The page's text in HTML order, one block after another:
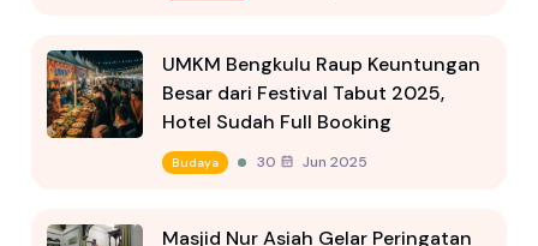
UMKM Bengkulu Raup Keuntungan
Besar dari Festival Tabut 2025,
Hotel Sudah Full Booking
Budaya 30 Jun 2025
Masjid Nur Asiah Gelar Peringatan